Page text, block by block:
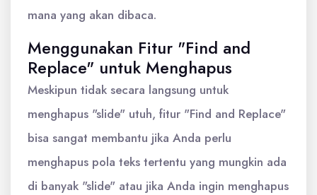
mana yang akan dibaca.
Menggunakan Fitur "Find and
Replace" untuk Menghapus
Meskipun tidak secara langsung untuk
menghapus "slide" utuh, fitur "Find and Replace"
bisa sangat membantu jika Anda perlu
menghapus pola teks tertentu yang mungkin ada
di banyak "slide" atau jika Anda ingin menghapus